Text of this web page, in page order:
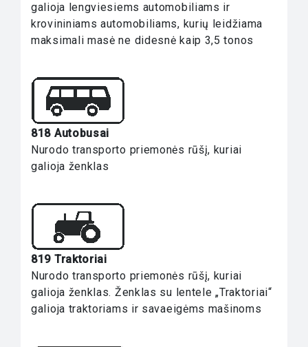
galioja lengviesiems automobiliams ir
krovininiams automobiliams, kurių leidžiama
maksimali masė ne didesnė kaip 3,5 tonos
818 Autobusai
Nurodo transporto priemonės rūšį, kuriai
galioja ženklas
819 Traktoriai
Nurodo transporto priemonės rūšį, kuriai
galioja ženklas. Ženklas su lentele „Traktoriai“
galioja traktoriams ir savaeigėms mašinoms